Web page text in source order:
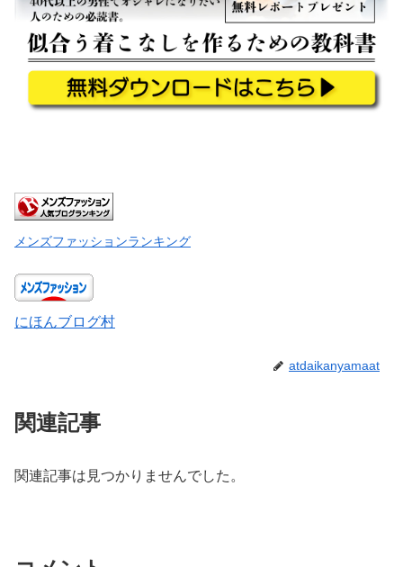
メンズファッションランキング
にほんブログ村
atdaikanyamaat
関連記事
関連記事は見つかりませんでした。